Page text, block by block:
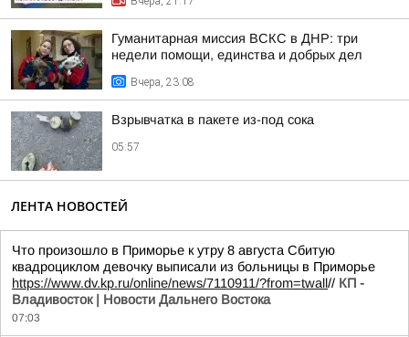
Гуманитарная миссия ВСКС в ДНР: три
недели помощи, единства и добрых дел
Вчера, 23:08
Взрывчатка в пакете из-под сока
05:57
ЛЕНТА НОВОСТЕЙ
Что произошло в Приморье к утру 8 августа Сбитую
квадроциклом девочку выписали из больницы в Приморье
https://www.dv.kp.ru/online/news/7110911/?from=twall// КП -
Владивосток | Новости Дальнего Востока
07:03